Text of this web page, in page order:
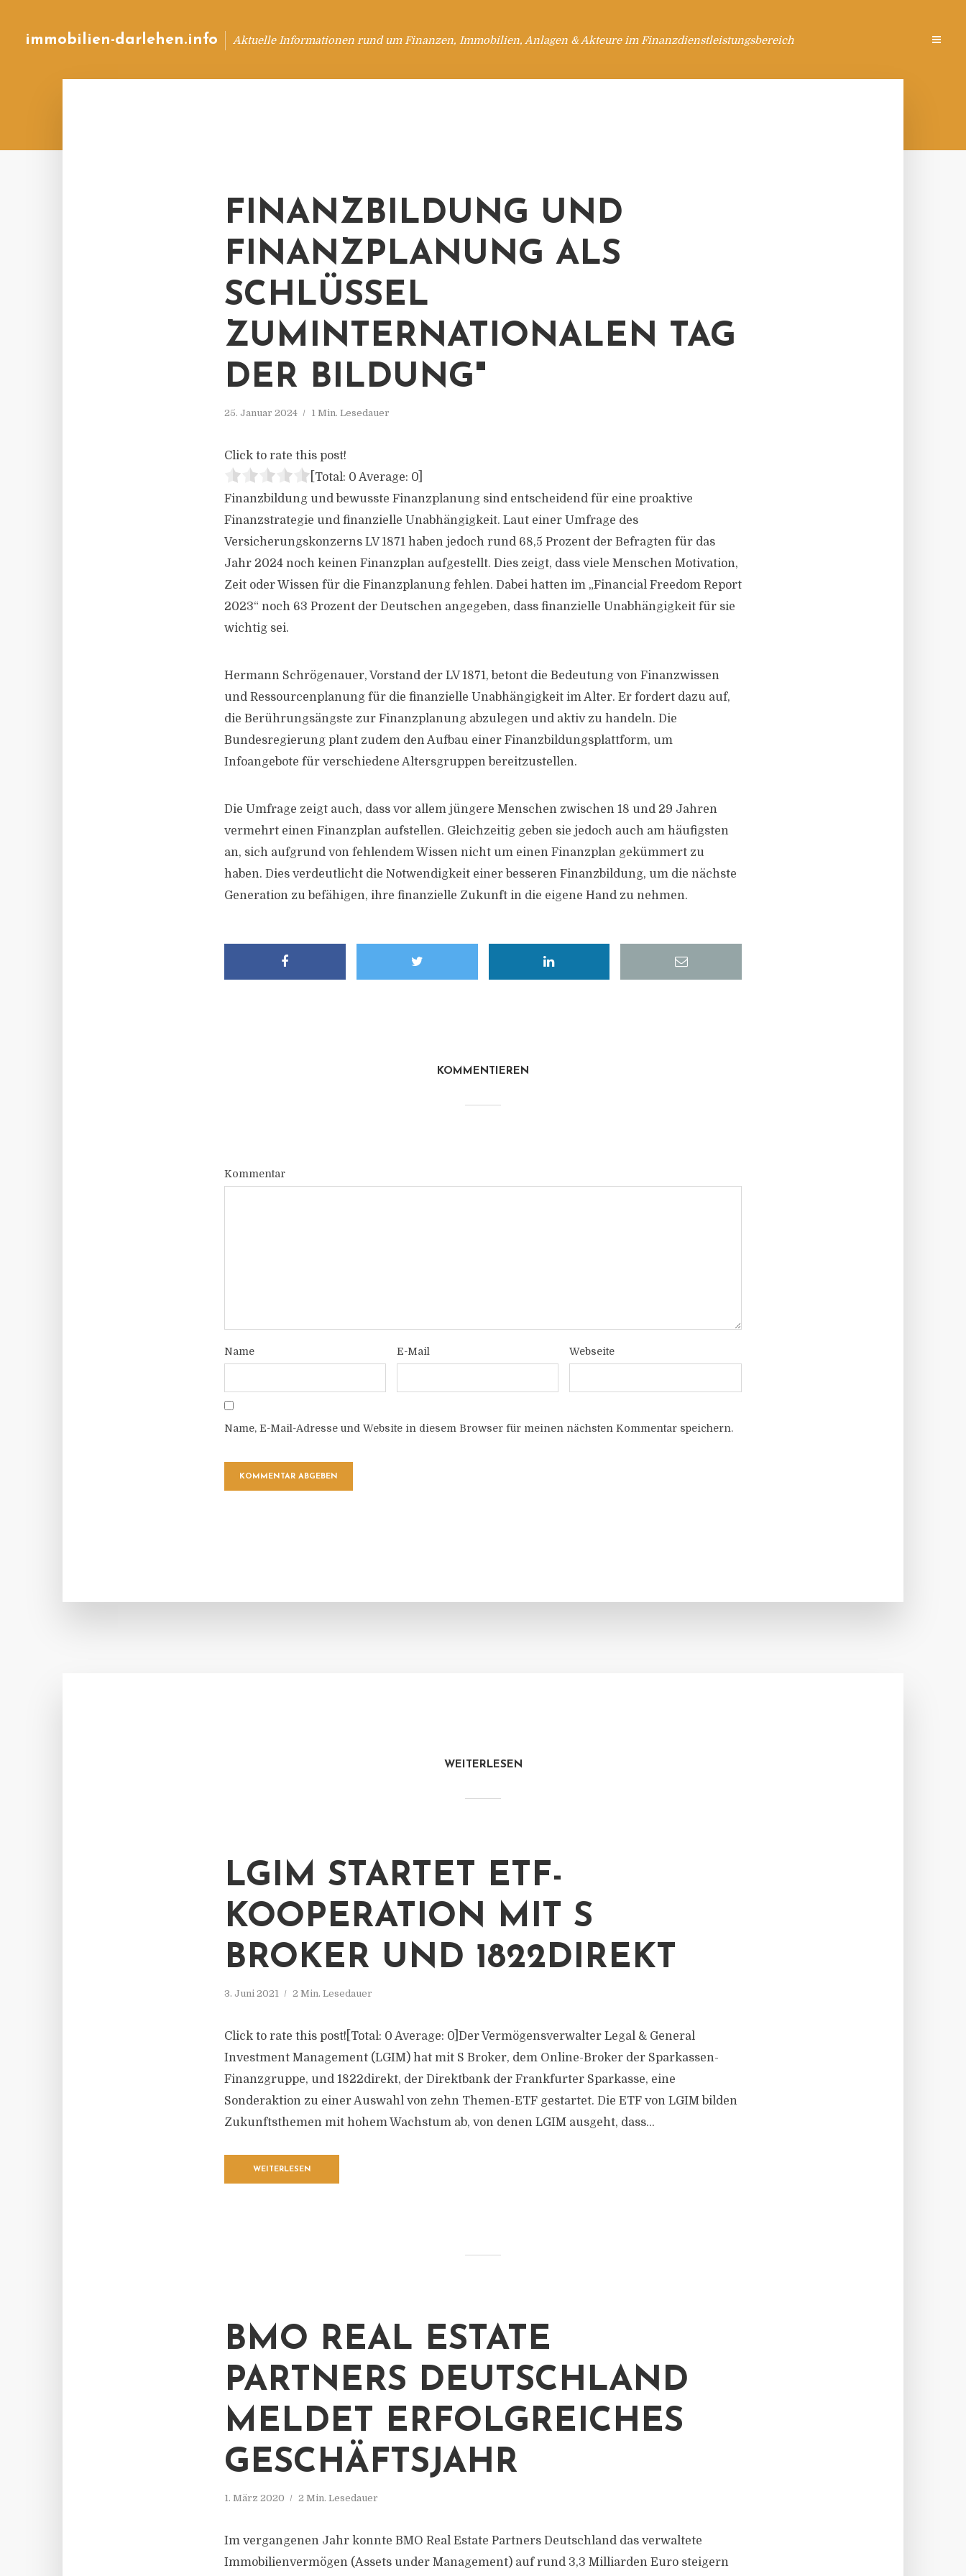
immobilien-darlehen.info Aktuelle Informationen rund um Finanzen, Immobilien, Anlagen & Akteure im Finanzdienstleistungsbereich
FINANZBILDUNG UND
FINANZPLANUNG ALS
SCHLÜSSEL
ZUMINTERNATIONALEN TAG
DER BILDUNG"
25. Januar 2024 1 Min. Lesedauer
Click to rate this post!
[Total: 0 Average: 0
Finanzbildung und bewusste Finanzplanung sind entscheidend für eine proaktive
Finanzstrategie und finanzielle Unabhängigkeit. Laut einer Umfrage des
Versicherungskonzerns LV 1871 haben jedoch rund 68,5 Prozent der Befragten für das
Jahr 2024 noch keinen Finanzplan aufgestellt. Dies zeigt, dass viele Menschen Motivation,
Zeit oder Wissen für die Finanzplanung fehlen. Dabei hatten im „Financial Freedom Report
2023“ noch 63 Prozent der Deutschen angegeben, dass finanzielle Unabhängigkeit für sie
wichtig sei.
Hermann Schrögenauer, Vorstand der LV 1871, betont die Bedeutung von Finanzwissen
und Ressourcenplanung für die finanzielle Unabhängigkeit im Alter. Er fordert dazu auf,
die Berührungsängste zur Finanzplanung abzulegen und aktiv zu handeln. Die
Bundesregierung plant zudem den Aufbau einer Finanzbildungsplattform, um
Infoangebote für verschiedene Altersgruppen bereitzustellen.
Die Umfrage zeigt auch, dass vor allem jüngere Menschen zwischen 18 und 29 Jahren
vermehrt einen Finanzplan aufstellen. Gleichzeitig geben sie jedoch auch am häufigsten
an, sich aufgrund von fehlendem Wissen nicht um einen Finanzplan gekümmert zu
haben. Dies verdeutlicht die Notwendigkeit einer besseren Finanzbildung, um die nächste
Generation zu befähigen, ihre finanzielle Zukunft in die eigene Hand zu nehmen.
KOMMENTIEREN
Kommentar
Name E-Mail Webseite
Name, E-Mail-Adresse und Website in diesem Browser für meinen nächsten Kommentar speichern.
WEITERLESEN
LGIM STARTET ETF-
KOOPERATION MIT S
BROKER UND 1822DIREKT
3. Juni 2021 2 Min. Lesedauer
Click to rate this post![Total: 0 Average: 0]Der Vermögensverwalter Legal & General
Investment Management (LGIM) hat mit S Broker, dem Online-Broker der Sparkassen-
Finanzgruppe, und 1822direkt, der Direktbank der Frankfurter Sparkasse, eine
Sonderaktion zu einer Auswahl von zehn Themen-ETF gestartet. Die ETF von LGIM bilden
Zukunftsthemen mit hohem Wachstum ab, von denen LGIM ausgeht, dass...
WEITERLESEN
BMO REAL ESTATE
PARTNERS DEUTSCHLAND
MELDET ERFOLGREICHES
GESCHÄFTSJAHR
1. März 2020 2 Min. Lesedauer
Im vergangenen Jahr konnte BMO Real Estate Partners Deutschland das verwaltete
Immobilienvermögen (Assets under Management) auf rund 3,3 Milliarden Euro steigern